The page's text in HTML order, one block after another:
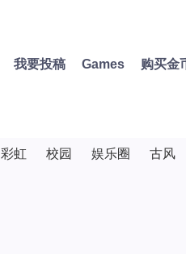
我要投稿 Games 购买金
彩虹 校园 娱乐圈 古风